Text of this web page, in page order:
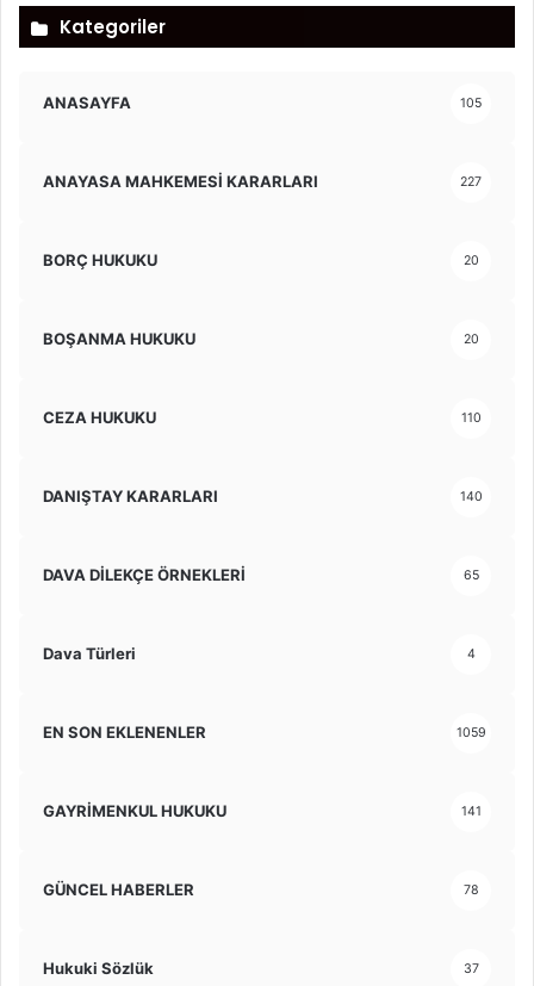
Kategoriler
ANASAYFA 105
ANAYASA MAHKEMESİ KARARLARI 227
BORÇ HUKUKU 20
BOŞANMA HUKUKU 20
CEZA HUKUKU 110
DANIŞTAY KARARLARI 140
DAVA DİLEKÇE ÖRNEKLERİ 65
Dava Türleri 4
EN SON EKLENENLER 1059
GAYRİMENKUL HUKUKU 141
GÜNCEL HABERLER 78
Hukuki Sözlük 37